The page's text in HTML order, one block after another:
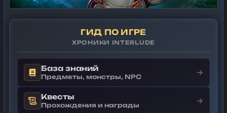
ГИД ПО ИГРЕ
ХРОНИКИ INTERLUDE
База знаний
Предметы, монстры, NPC →
Квесты
Прохождения и награды →